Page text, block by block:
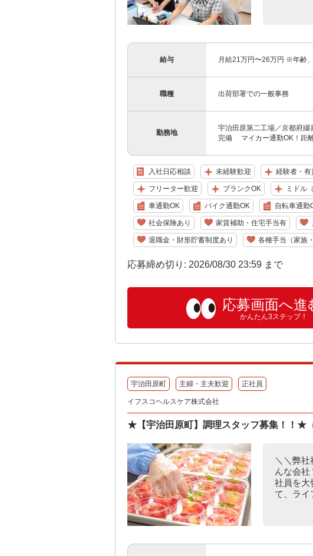
給与 月給21万円〜26万円 ※年齢
職種 出荷部署での一般事務
勤務地
宇治田原第二工場／京都府
完備 マイカー通勤OK！距
入社日応相談 未経験歓迎 経験者・有
フリーター歓迎 ブランクOK ミドル
車通勤OK バイク通勤OK 自転車通勤
社会保険あり 家賃補助・住宅手当有
退職金・財形貯蓄制度あり 各種手当（家族
応募締め切り: 2026/08/30 23:59 まで
応募画面へ進
かんたん3ステップ！
宇治田原町 主婦・主夫歓迎 正社員
イフスコヘルスケア株式会社
★【宇治田原町】調理スタッフ募集！！★（
＼＼弊
んな会
社員を大
て、ライ